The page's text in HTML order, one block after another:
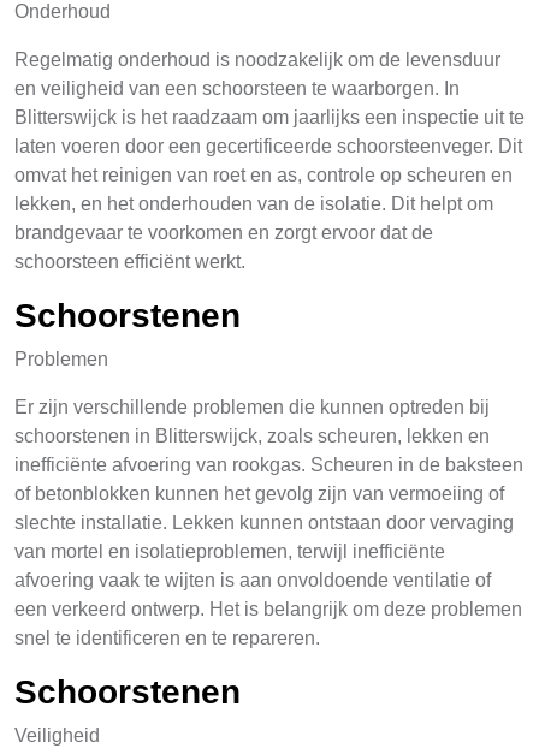
Onderhoud
Regelmatig onderhoud is noodzakelijk om de levensduur
en veiligheid van een schoorsteen te waarborgen. In
Blitterswijck is het raadzaam om jaarlijks een inspectie uit te
laten voeren door een gecertificeerde schoorsteenveger. Dit
omvat het reinigen van roet en as, controle op scheuren en
lekken, en het onderhouden van de isolatie. Dit helpt om
brandgevaar te voorkomen en zorgt ervoor dat de
schoorsteen efficiënt werkt.
Schoorstenen
Problemen
Er zijn verschillende problemen die kunnen optreden bij
schoorstenen in Blitterswijck, zoals scheuren, lekken en
inefficiënte afvoering van rookgas. Scheuren in de baksteen
of betonblokken kunnen het gevolg zijn van vermoeiing of
slechte installatie. Lekken kunnen ontstaan door vervaging
van mortel en isolatieproblemen, terwijl inefficiënte
afvoering vaak te wijten is aan onvoldoende ventilatie of
een verkeerd ontwerp. Het is belangrijk om deze problemen
snel te identificeren en te repareren.
Schoorstenen
Veiligheid